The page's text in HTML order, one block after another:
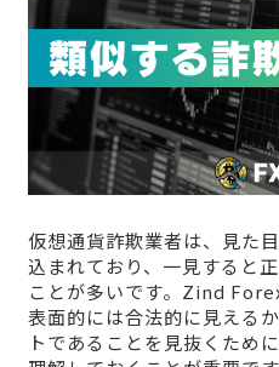
仮想通貨詐欺業者は、見た
込まれており、一見すると
ことが多いです。Zind
表面的には合法的に見える
トであることを見抜くため